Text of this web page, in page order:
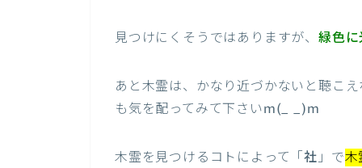
見つけにくそうではありますが、 緑色
あと木霊は、かなり近づかないと聴こ
も気を配ってみて下さいm(_ _)m
木霊を見つけるコトによって「社」で木